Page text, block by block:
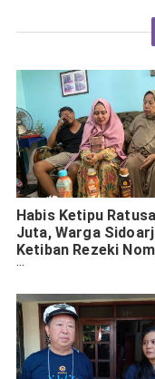
Habis Ketipu
Juta, Warga
Ketiban Rezeki
dari Ichitan